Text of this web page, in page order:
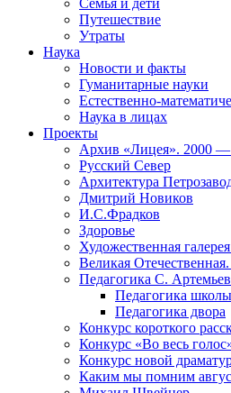
Семья и дети
Путешествие
Утраты
Наука
Новости и факты
Гуманитарные науки
Естественно-
Наука в лицах
Проекты
Архив «Лицея». 2000 —
Русский Север
Архитектура
Дмитрий Новиков
И.С.Фрадков
Здоровье
Художественная
Великая
Педагогика С.
Педагогика школы
Педагогика двора
Конкурс короткого
Конкурс «Во весь
Конкурс новой
Каким мы помним